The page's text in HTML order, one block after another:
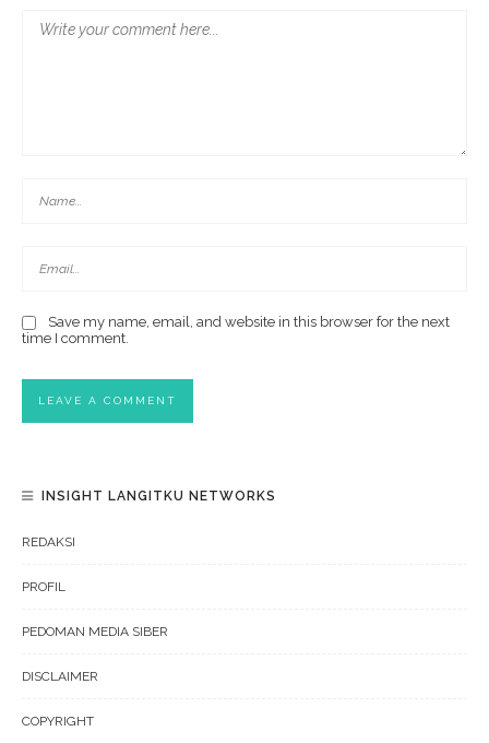
Save my name, email, and website in this browser for the next
time I comment.
INSIGHT LANGITKU NETWORKS
REDAKSI
PROFIL
PEDOMAN MEDIA SIBER
DISCLAIMER
COPYRIGHT